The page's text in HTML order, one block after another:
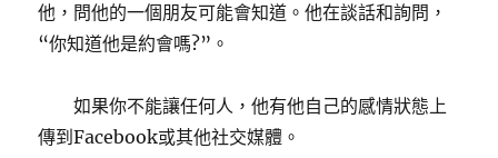
他，問他的一個朋友可能會知道。他在談話和詢問，
“你知道他是約會嗎?”。
如果你不能讓任何人，他有他自己的感情狀態上
傳到Facebook或其他社交媒體。